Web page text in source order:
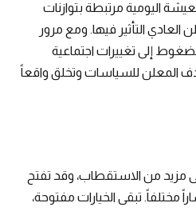
اليومية مرتبطة بتوازنات
التأثير فيها. ومع مرور
إلى تغييرات اجتماعية
المعلن للسياسات وتخلق واقعاً
مزيد من الاستقطاب، وقد تفتح
مختلفاً. تبقى الخيارات مفتوحة،